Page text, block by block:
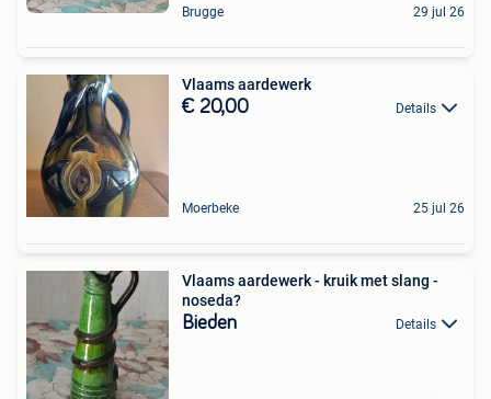
Brugge 29 jul 26
Vlaams aardewerk
€ 20,00 Details
Moerbeke 25 jul 26
Vlaams aardewerk - kruik met slang -
noseda?
Bieden Details